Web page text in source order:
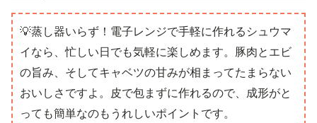
💡蒸し器いらず！電子レンジで手軽に作れるシュウマ
イなら、忙しい日でも気軽に楽しめます。豚肉とエビ
の旨み、そしてキャベツの甘みが相まってたまらない
おいしさですよ。皮で包まずに作れるので、成形がと
っても簡単なのもうれしいポイントです。